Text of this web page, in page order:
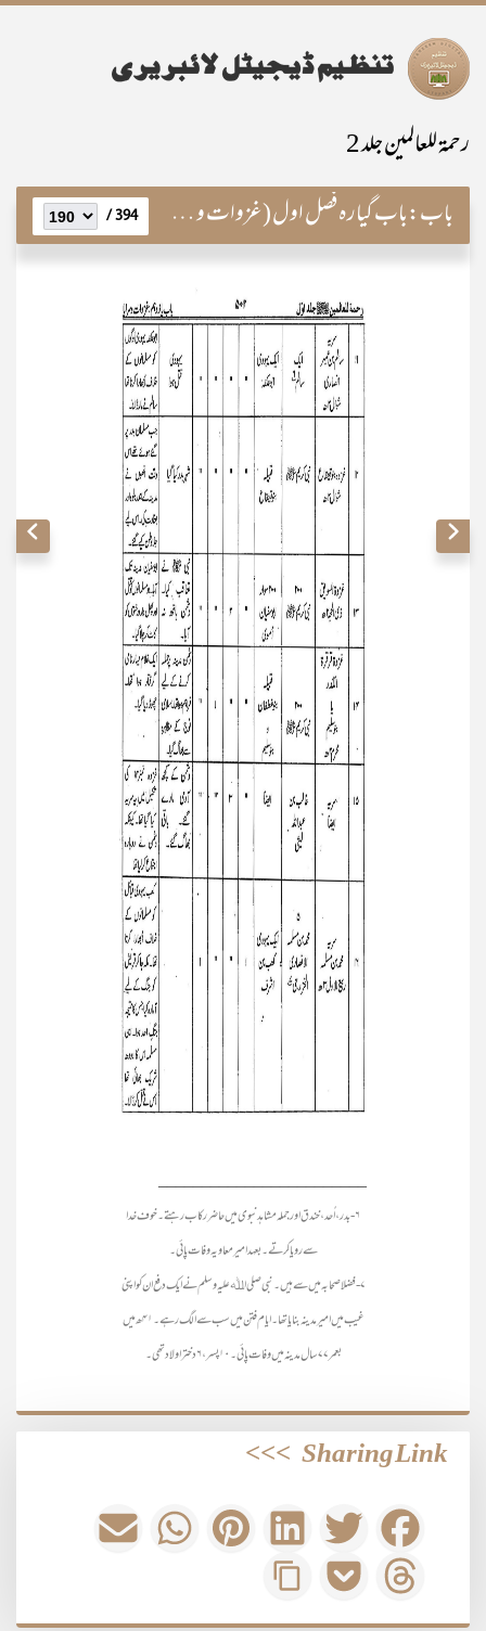
رحمۃ للعالمین جلد 2
باب:باب گیارہ فصل اول (غزوات و سرایا) 394 /
________________________
۶- بدر، اُحد، خندق اور جملہ مشاہد نبوی میں حاضر رکاب رہتے۔ خوف خدا
سے رویا کرتے۔ بعہد امیر معاویہ وفات پائی۔
۷- فضلا صحابہ میں سے ہیں۔ نبی صلی اﷲ علیہ وسلم نے ایک دفع ان کو اپنی
غیب میں امیر مدینہ بنایا تھا۔ ایام فتن میں سب سے الگ رہے۔ ۴۱ھ میں
بعمر ۷۷سال مدینہ میں وفات پائی۔ ۱۰ پسر،۶دختر اولاد تھی۔
Sharing Link
>>>